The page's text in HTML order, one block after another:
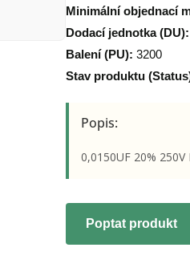
Minimální objednací
Dodací jednotka (DU):
Balení (PU): 3200
Stav produktu
Popis:
0,0150UF 20% 250V
Poptat produkt